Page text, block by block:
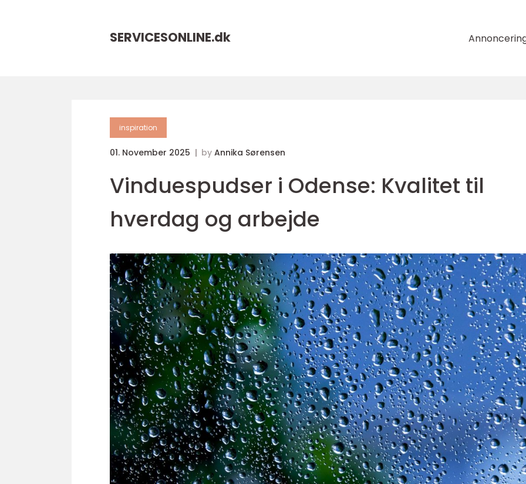
SERVICESONLINE.dk
inspiration
01. November 2025 by Annika Sørensen
Vinduespudser i Odense: Kvalitet til
hverdag og arbejde